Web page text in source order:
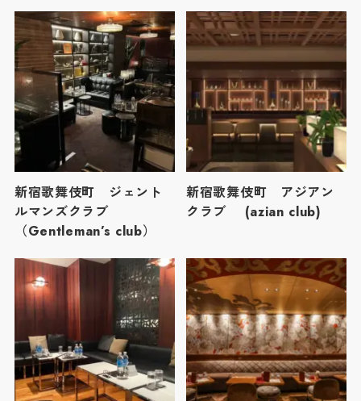
新宿歌舞伎町 ジェント
ルマンズクラブ
（Gentleman’s club）
新宿歌舞伎町 アジアン
クラブ (azian club)